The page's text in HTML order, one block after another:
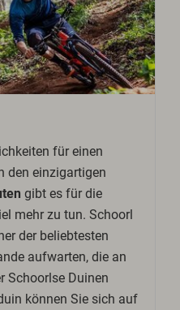
für einen
den einzigartigen
gibt es für die
mehr zu tun. Schoorl
der beliebtesten
aufwarten, die an
Schoorlse Duinen
können Sie sich auf